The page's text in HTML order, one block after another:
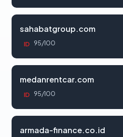
sahabatgroup.com
ID 95/100
medanrentcar.com
ID 95/100
armada-finance.co.id